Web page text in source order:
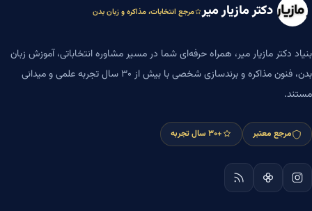
دکتر مازیار میر مرجع انتخابات، مذاکره و زبان بدن
بنیاد دکتر مازیار میر، همراه حرفه‌ای شما در مسیر مشاوره انتخاباتی، آموزش زبان
بدن، فنون مذاکره و برندسازی شخصی با بیش از ۳۰ سال تجربه علمی و میدانی
مستند.
مرجع معتبر +۳۰ سال تجربه